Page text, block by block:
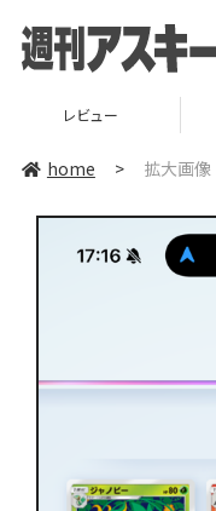
レビュー
home > 拡大画像